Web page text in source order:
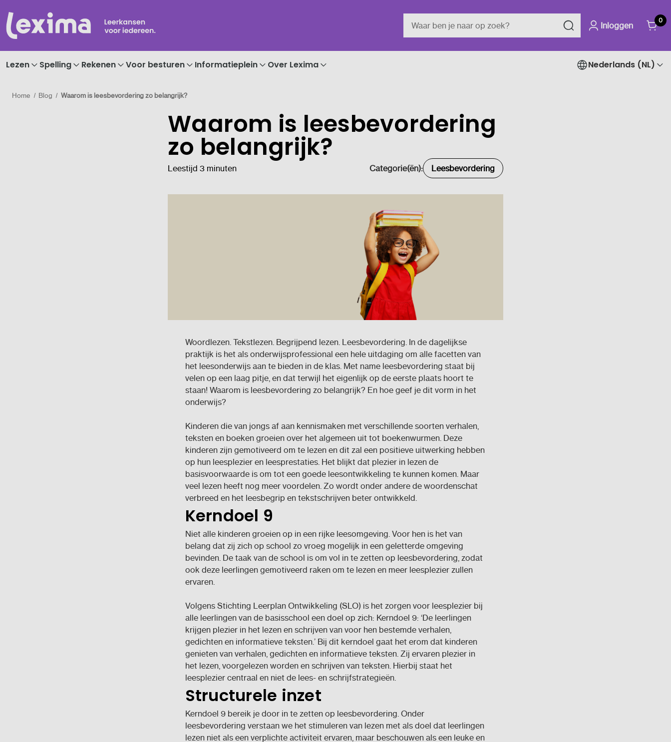
Inloggen
0
Lezen Spelling Rekenen Voor besturen Informatieplein Over Lexima Nederlands (NL)
Home Blog Waarom is leesbevordering zo belangrijk?
Waarom is leesbevordering
zo belangrijk?
Leestijd 3 minuten Categorie(ën): Leesbevordering
Woordlezen. Tekstlezen. Begrijpend lezen. Leesbevordering. In de dagelijkse
praktijk is het als onderwijsprofessional een hele uitdaging om alle facetten van
het leesonderwijs aan te bieden in de klas. Met name leesbevordering staat bij
velen op een laag pitje, en dat terwijl het eigenlijk op de eerste plaats hoort te
staan! Waarom is leesbevordering zo belangrijk? En hoe geef je dit vorm in het
onderwijs?
Kinderen die van jongs af aan kennismaken met verschillende soorten verhalen,
teksten en boeken groeien over het algemeen uit tot boekenwurmen. Deze
kinderen zijn gemotiveerd om te lezen en dit zal een positieve uitwerking hebben
op hun leesplezier en leesprestaties. Het blijkt dat plezier in lezen de
basisvoorwaarde is om tot een goede leesontwikkeling te kunnen komen. Maar
veel lezen heeft nog meer voordelen. Zo wordt onder andere de woordenschat
verbreed en het leesbegrip en tekstschrijven beter ontwikkeld.
Kerndoel 9
Niet alle kinderen groeien op in een rijke leesomgeving. Voor hen is het van
belang dat zij zich op school zo vroeg mogelijk in een geletterde omgeving
bevinden. De taak van de school is om vol in te zetten op leesbevordering, zodat
ook deze leerlingen gemotiveerd raken om te lezen en meer leesplezier zullen
ervaren.
Volgens Stichting Leerplan Ontwikkeling (SLO) is het zorgen voor leesplezier bij
alle leerlingen van de basisschool een doel op zich: Kerndoel 9: ‘De leerlingen
krijgen plezier in het lezen en schrijven van voor hen bestemde verhalen,
gedichten en informatieve teksten.’ Bij dit kerndoel gaat het erom dat kinderen
genieten van verhalen, gedichten en informatieve teksten. Zij ervaren plezier in
het lezen, voorgelezen worden en schrijven van teksten. Hierbij staat het
leesplezier centraal en niet de lees- en schrijfstrategieën.
Structurele inzet
Kerndoel 9 bereik je door in te zetten op leesbevordering. Onder
leesbevordering verstaan we het stimuleren van lezen met als doel dat leerlingen
lezen niet als een verplichte activiteit ervaren, maar beschouwen als een leuke en